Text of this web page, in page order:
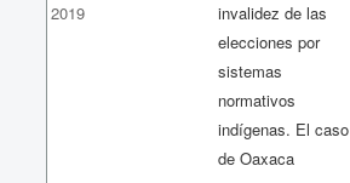
2019
invalidez de las
elecciones por
sistemas
normativos
indígenas. El caso
de Oaxaca